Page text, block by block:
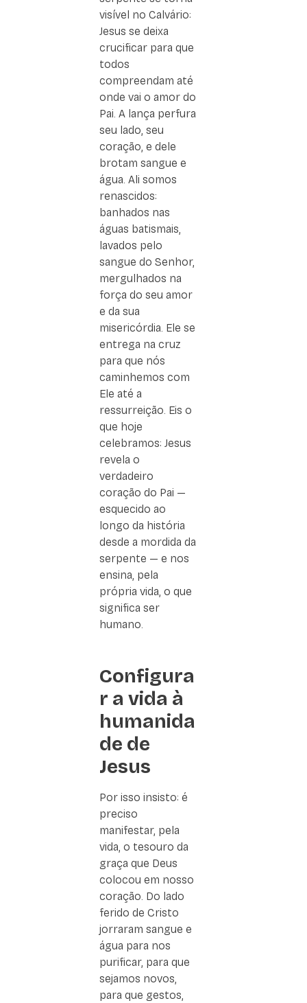
visível no Calvário:
Jesus se deixa
crucificar para que
todos
compreendam até
onde vai o amor do
Pai. A lança perfura
seu lado, seu
coração, e dele
brotam sangue e
água. Ali somos
renascidos:
banhados nas
águas batismais,
lavados pelo
sangue do Senhor,
mergulhados na
força do seu amor
e da sua
misericórdia. Ele se
entrega na cruz
para que nós
caminhemos com
Ele até a
ressurreição. Eis o
que hoje
celebramos: Jesus
revela o
verdadeiro
coração do Pai —
esquecido ao
longo da história
desde a mordida da
serpente — e nos
ensina, pela
própria vida, o que
significa ser
humano.
Configura
r a vida à
humanida
de de
Jesus
Por isso insisto: é
preciso
manifestar, pela
vida, o tesouro da
graça que Deus
colocou em nosso
coração. Do lado
ferido de Cristo
jorraram sangue e
água para nos
purificar, para que
sejamos novos,
para que gestos,